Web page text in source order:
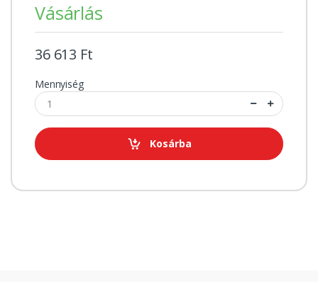
Vásárlás
36 613 Ft
Mennyiség
Kosárba